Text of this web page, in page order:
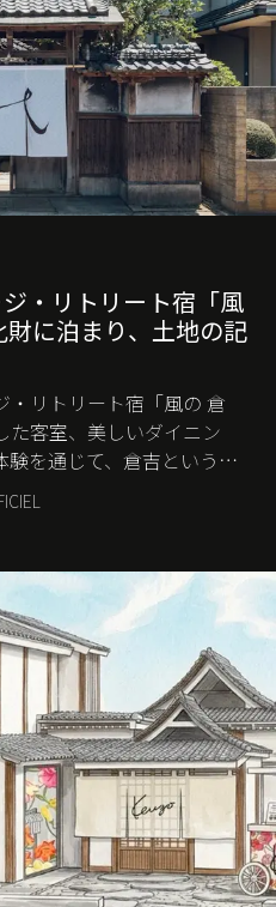
・リトリート宿「風
に泊まり、土地の記
・リトリート宿「風の 倉
た客室、美しいダイニン
を通じて、倉吉というま
。